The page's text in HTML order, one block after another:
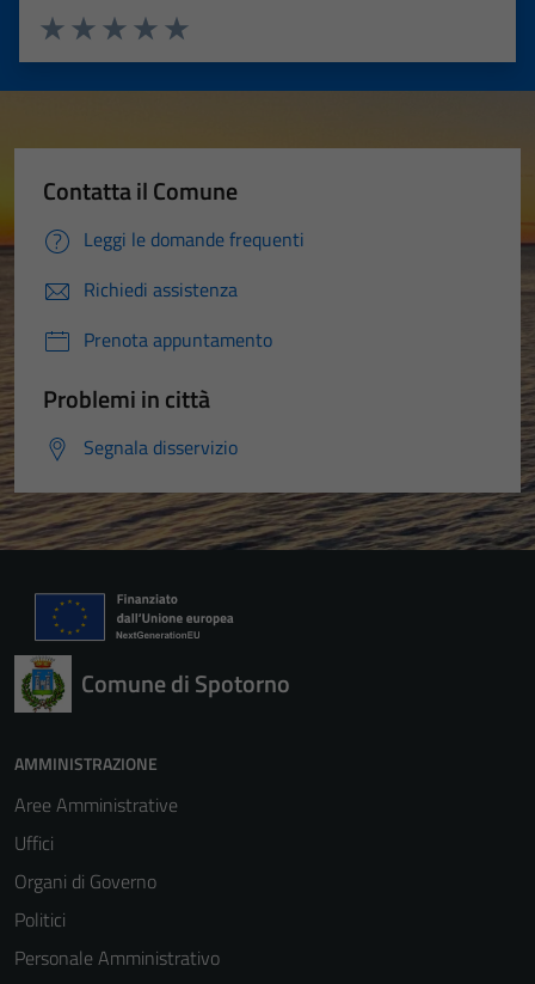
Valuta 5 stelle su 5
Valuta 4 stelle su 5
Valuta 3 stelle su 5
Valuta 2 stelle su 5
Valuta 1 stelle su 5
Contatta il Comune
Leggi le domande frequenti
Richiedi assistenza
Prenota appuntamento
Problemi in città
Segnala disservizio
Comune di Spotorno
AMMINISTRAZIONE
Aree Amministrative
Uffici
Organi di Governo
Politici
Personale Amministrativo